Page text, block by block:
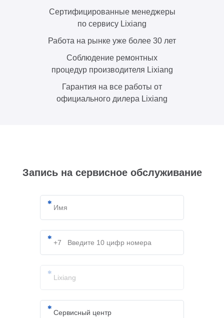
Сертифицированные менеджеры
по сервису Lixiang
Работа на рынке уже более 30 лет
Соблюдение ремонтных
процедур производителя Lixiang
Гарантия на все работы от
официального дилера Lixiang
Запись на сервисное обслуживание